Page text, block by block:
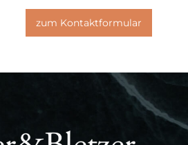
zum Kontaktformular